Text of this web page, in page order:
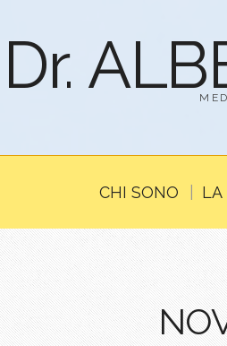
Dr.
CHI SONO LA